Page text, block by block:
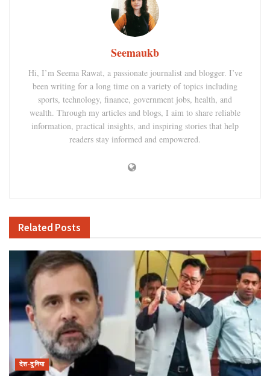
Seemaukb
Hi, I’m Seema Rawat, a passionate journalist and blogger. I’ve
been writing for a long time on a variety of topics including
sports, technology, finance, government jobs, health, and
wealth. Through my articles and blogs, I aim to share reliable
information, practical insights, and inspiring stories that help
readers stay informed and empowered.
Related Posts
देश-दुनिया